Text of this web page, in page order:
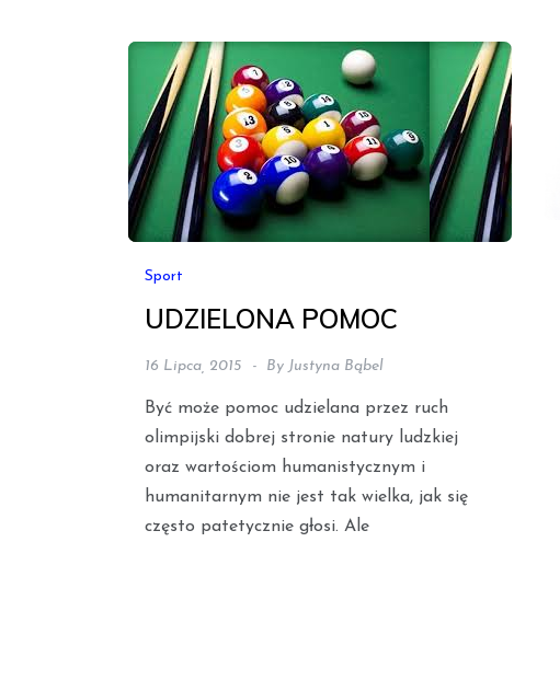
Sport
UDZIELONA POMOC
16 Lipca, 2015 By Justyna Bąbel
Być może pomoc udzielana przez ruch
olimpijski dobrej stronie natury ludzkiej
oraz wartoś­ciom humanistycznym i
humanitarnym nie jest tak wielka, jak się
często patetycznie głosi. Ale